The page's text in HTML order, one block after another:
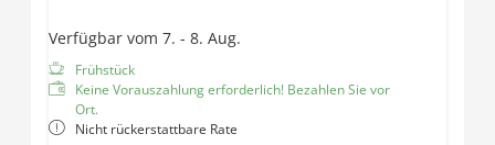
Verfügbar vom 7. - 8. Aug.
Frühstück
Keine Vorauszahlung erforderlich! Bezahlen Sie vor
Ort.
Nicht rückerstattbare Rate